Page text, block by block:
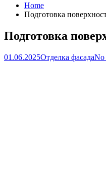
Home
Подготовка
Подготовка
01.06.2025Отделка фасадаNo